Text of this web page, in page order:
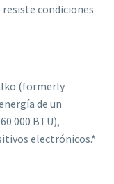
resiste condiciones
(formerly
de un
000 BTU),
electrónicos.*